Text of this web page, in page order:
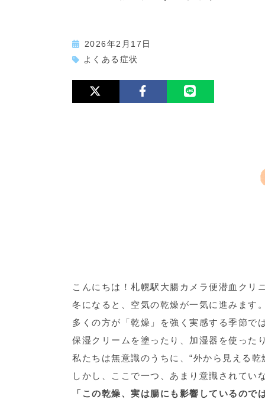
2026年2月17日
よくある症状
こんにちは！札幌駅大腸カメラ便潜血クリ
冬になると、空気の乾燥が一気に進みま
多くの方が「乾燥」を強く実感する季節で
保湿クリームを塗ったり、加湿器を使った
私たちは無意識のうちに、“外から見える
しかし、ここで一つ、あまり意識されてい
「この乾燥、実は腸にも影響しているので